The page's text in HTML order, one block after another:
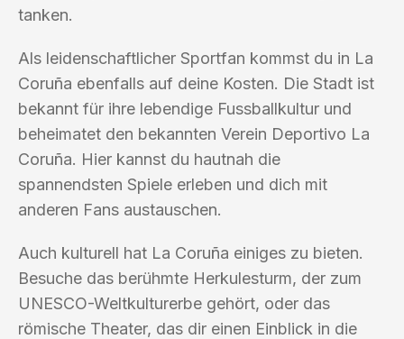
tanken.
Als leidenschaftlicher Sportfan kommst du in La
Coruña ebenfalls auf deine Kosten. Die Stadt ist
bekannt für ihre lebendige Fussballkultur und
beheimatet den bekannten Verein Deportivo La
Coruña. Hier kannst du hautnah die
spannendsten Spiele erleben und dich mit
anderen Fans austauschen.
Auch kulturell hat La Coruña einiges zu bieten.
Besuche das berühmte Herkulesturm, der zum
UNESCO-Weltkulturerbe gehört, oder das
römische Theater, das dir einen Einblick in die